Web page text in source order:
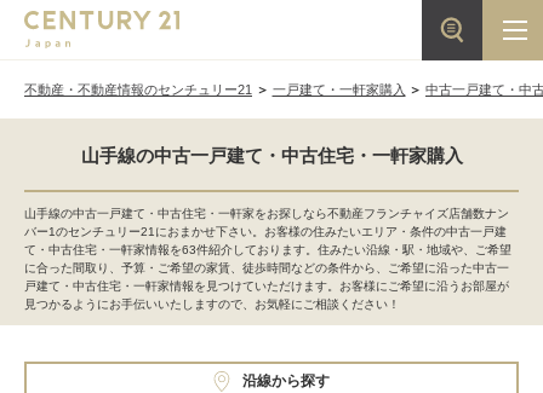
不動産・不動産情報のセンチュリー21 一戸建て・一軒家購入 中古一戸建て・中
山手線の中古一戸建て・中古住宅・一軒家購入
山手線の中古一戸建て・中古住宅・一軒家をお探しなら不動産フランチャイズ店舗数ナン
バー1のセンチュリー21におまかせ下さい。お客様の住みたいエリア・条件の中古一戸建
て・中古住宅・一軒家情報を63件紹介しております。住みたい沿線・駅・地域や、ご希望
に合った間取り、予算・ご希望の家賃、徒歩時間などの条件から、ご希望に沿った中古一
戸建て・中古住宅・一軒家情報を見つけていただけます。お客様にご希望に沿うお部屋が
見つかるようにお手伝いいたしますので、お気軽にご相談ください！
沿線から探す